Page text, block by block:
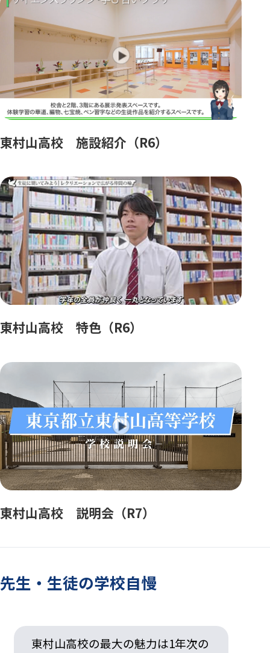
東村山高校 施設紹介（R6）
東村山高校 特色（R6）
東村山高校 説明会（R7）
先生・生徒の学校自慢
東村山高校の最大の魅力は1年次の